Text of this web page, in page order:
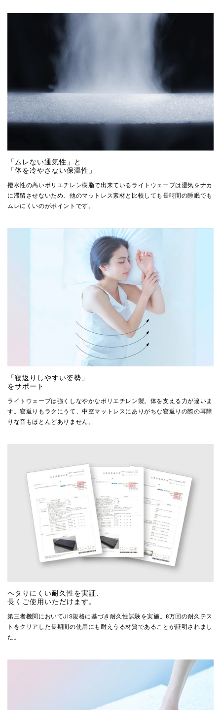
「ムレない通気性」と
「体を冷やさない保温性」
撥水性の高いポリエチレン樹脂で出来ているライトウェーブは湿気をナカ
に滞留させないため、他のマットレス素材と比較しても長時間の睡眠でも
ムレにくいのがポイントです。
「寝返りしやすい姿勢」
をサポート
ライトウェーブは強くしなやかなポリエチレン製。体を支える力が違いま
す。寝返りもラクにうて、中空マットレスにありがちな寝返りの際の耳障
りな音もほとんどありません。
ヘタりにくい耐久性を実証、
長くご使用いただけます。
第三者機関においてJIS規格に基づき耐久性試験を実施。8万回の耐久テス
トをクリアした長期間の使用にも耐えうる材質であることが証明されまし
た。